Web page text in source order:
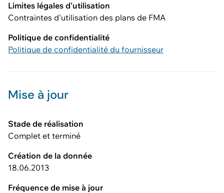
Limites légales d'utilisation
Contraintes d'utilisation des plans de FMA
Politique de confidentialité
Politique de confidentialité du fournisseur
Mise à jour
Stade de réalisation
Complet et terminé
Création de la donnée
18.06.2013
Fréquence de mise à jour